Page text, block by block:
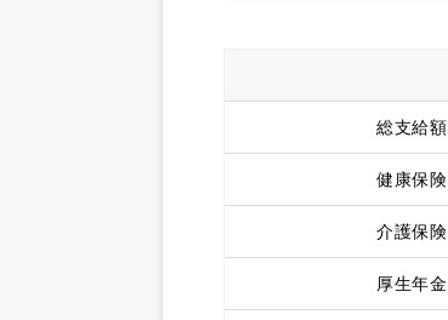
総支給額
健康保険
介護保険
厚生年金